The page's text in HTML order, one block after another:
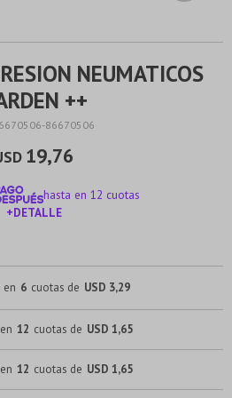
NEUMATICOS
++
86670506
19,76
hasta en 12 cuotas
+DETALLE
en 6 cuotas de USD 3,29
12 cuotas de USD 1,65
12 cuotas de USD 1,65